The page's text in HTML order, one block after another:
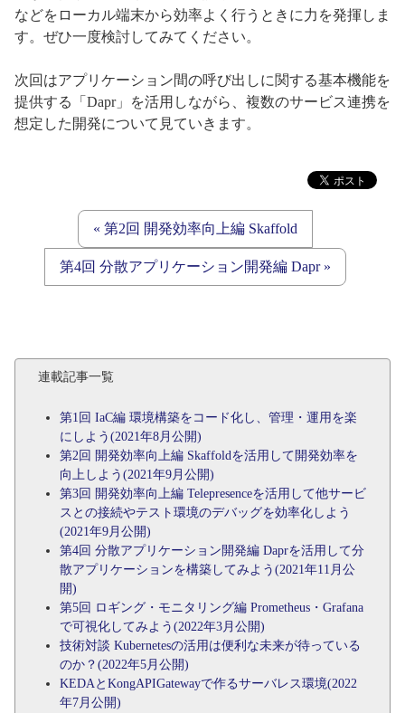
などをローカル端末から効率よく行うときに力を発揮しま
す。ぜひ一度検討してみてください。
次回はアプリケーション間の呼び出しに関する基本機能を
提供する「Dapr」を活用しながら、複数のサービス連携を
想定した開発について見ていきます。
« 第2回 開発効率向上編 Skaffold
第4回 分散アプリケーション開発編 Dapr »
連載記事一覧
第1回 IaC編 環境構築をコード化し、管理・運用を楽
にしよう(2021年8月公開)
第2回 開発効率向上編 Skaffoldを活用して開発効率を
向上しよう(2021年9月公開)
第3回 開発効率向上編 Telepresenceを活用して他サービ
スとの接続やテスト環境のデバッグを効率化しよう
(2021年9月公開)
第4回 分散アプリケーション開発編 Daprを活用して分
散アプリケーションを構築してみよう(2021年11月公
開)
第5回 ロギング・モニタリング編 Prometheus・Grafana
で可視化してみよう(2022年3月公開)
技術対談 Kubernetesの活用は便利な未来が待っている
のか？(2022年5月公開)
KEDAとKongAPIGatewayで作るサーバレス環境(2022
年7月公開)